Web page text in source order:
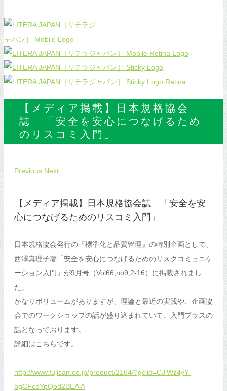
【メディア掲載】日本規格協会
誌 「安全を安心につなげるため
のリスコミ入門」
Previous Next
【メディア掲載】日本規格協会誌 「安全を安
心につなげるためのリスコミ入門」
日本規格協会発行の『標準化と品質管理』の特別企画として、
西澤真理子著「安全を安心につなげるためのリスクコミュニケ
ーション入門」が9月号（Vol66,no9,2-16）に掲載されまし
た。
かなりボリュームがありますが、理論と最近の実践や、企画協
会でのワークショップの話が盛り込まれていて、入門プラスの
話となっております。
詳細はこちらです。
http://www.fujisan.co.jp/product/2164/?gclid=CJiWz4yY-
bgCFcdYpQod2BEAiA